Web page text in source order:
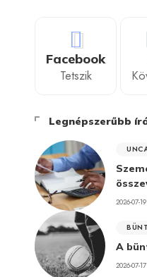
Facebook
Tetszik
Legnépszerűbb
2026-07-19
A
2026-07-17